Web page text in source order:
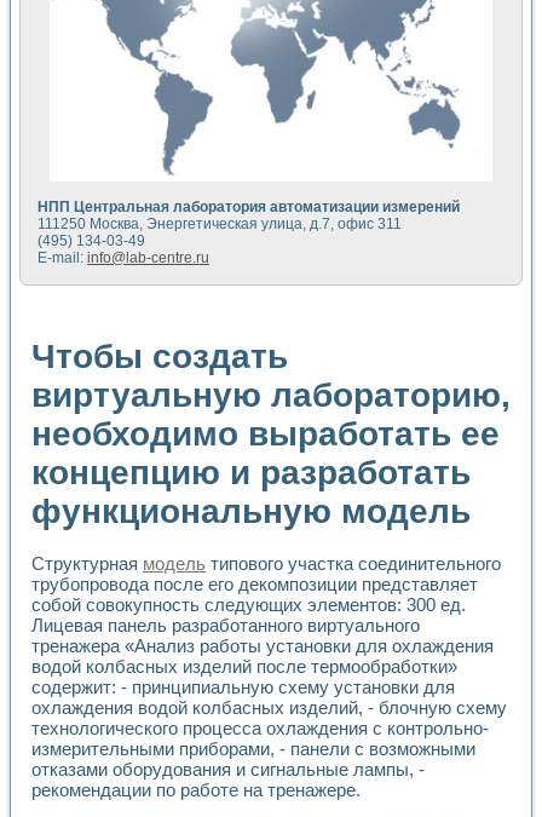
Устройство для снятия вольт-амперных характеристик
Передовые научные технологии: нано-, фемто-,
Автоматизированная установка по измерению временных
Автоматизированный лабораторный комплекс на базе
Визуализация моделирования и оптимизации тепловой
Виртуальный прибор для исследования функциональных
Исследование возможности создания экономичного
Исследование кинетики движения макрочастиц в
Метод прогнозирования свойств дисперсных продуктов
Недорогая система управления сверхпроводящим
Применение технологий NI в курсе экспериментальной
Расчет переноса аэрозоля и выпадения осадка в
Применение NI VISION для геометрического анализа в
Система температурной стабилизации
Управление движением с помощью программно -
Определение параметров всплывающих газовых
Система управления асинхронным тиристорным
Лазерный профилометр
Применение средств NATIONAL INSTRUMENTS для
Разработка автоматизированного стенда для
Высокочувствительные оптоэлектронные
Установка для измерения диэлектрических свойств
Исследование кинетики зарождения и развития
Лабораторный электрический импедансный томограф на
Микрозондовая система для характеризации
Метод траекторий в исследовании
Промышленная автоматизация
Автоматизация технологических процессов получения
Использование систем технического зрения для контроля
Исследование электромагнитных переходных процессов
Применение LabVIEW при разработке обучающих
НПП Центральная лаборатория автоматизации измерений
111250 Москва, Энергетическая улица, д.7, офис 311
(495) 134-03-49
E-mail: info@lab-centre.ru
Чтобы создать
виртуальную лабораторию,
необходимо выработать ее
концепцию и разработать
функциональную модель
Структурная модель типового участка соединительного
трубопровода после его декомпозиции представляет
собой совокупность следующих элементов: 300 ед.
Лицевая панель разработанного виртуального
тренажера «Анализ работы установки для охлаждения
водой колбасных изделий после термообработки»
содержит: - принципиальную схему установки для
охлаждения водой колбасных изделий, - блочную схему
технологического процесса охлаждения с контрольно-
измерительными приборами, - панели с возможными
отказами оборудования и сигнальные лампы, -
рекомендации по работе на тренажере.